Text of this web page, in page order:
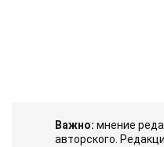
Важно: мнение
авторского.